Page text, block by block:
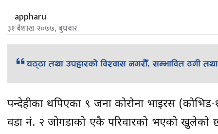
appharu
३१ बैशाख २०७७, बुधबार
रुपन्देहीका थपिएका ९ जना कोरोना भाइरस
वडा नं. २ जोगडाको एकै परिवारको भएको खुलेको छ